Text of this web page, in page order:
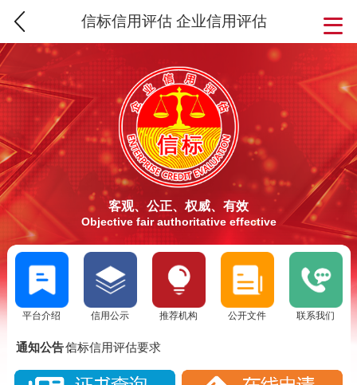
信标信用评估 企业信用评估
客观、公正、权威、有效
Objective fair authoritative effective
平台介绍 信用公示 推荐机构 公开文件 联系我们
通知公告：信标信用评估要求
实施SCS诚信评估的意义
信标信用评估要求